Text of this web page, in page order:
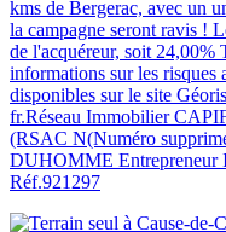
kms de Bergerac, avec un
la campagne seront ravis !
de l'acquéreur, soit
informations sur les risques
disponibles sur le site
fr.Réseau Immobilier
(RSAC N(Numéro
DUHOMME Entrepreneur
Réf.921297